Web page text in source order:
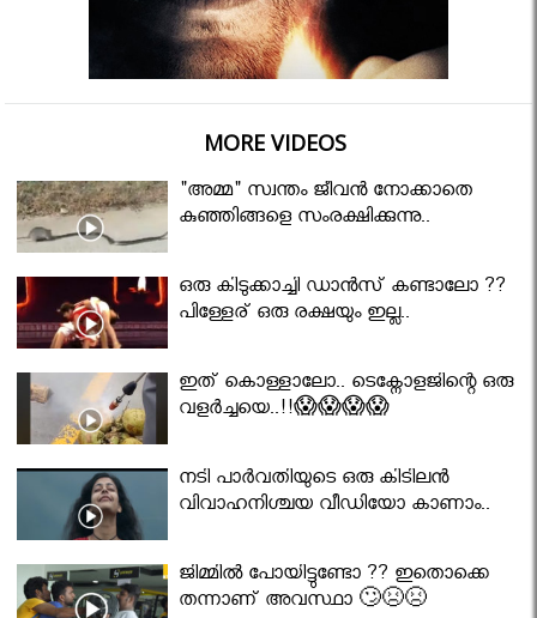
MORE VIDEOS
"അമ്മ" സ്വന്തം ജീവൻ നോക്കാതെ
കുഞ്ഞിങ്ങളെ സംരക്ഷിക്കുന്നു..
ഒരു കിടുക്കാച്ചി ഡാൻസ് കണ്ടാലോ ??
പിള്ളേര് ഒരു രക്ഷയും ഇല്ല..
ഇത് കൊള്ളാലോ.. ടെക്നോളജിന്റെ ഒരു
വളർച്ചയെ..!!😱😱😱😱
നടി പാർവതിയുടെ ഒരു കിടിലൻ
വിവാഹനിശ്ചയ വീഡിയോ കാണാം..
ജിമ്മിൽ പോയിട്ടുണ്ടോ ?? ഇതൊക്കെ
തന്നാണ് അവസ്ഥാ 🙄😣😣